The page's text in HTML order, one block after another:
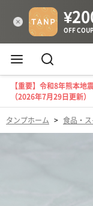
【重要】令和8年熊本
（2026年7月29日更新）
タンプホーム > 食品・